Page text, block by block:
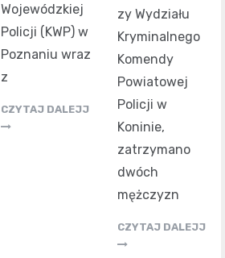
Wojewódzkiej
Policji (KWP) w
Poznaniu wraz
z
CZYTAJ DALEJJ
zy Wydziału
Kryminalnego
Komendy
Powiatowej
Policji w
Koninie,
zatrzymano
dwóch
mężczyzn
CZYTAJ DALEJJ